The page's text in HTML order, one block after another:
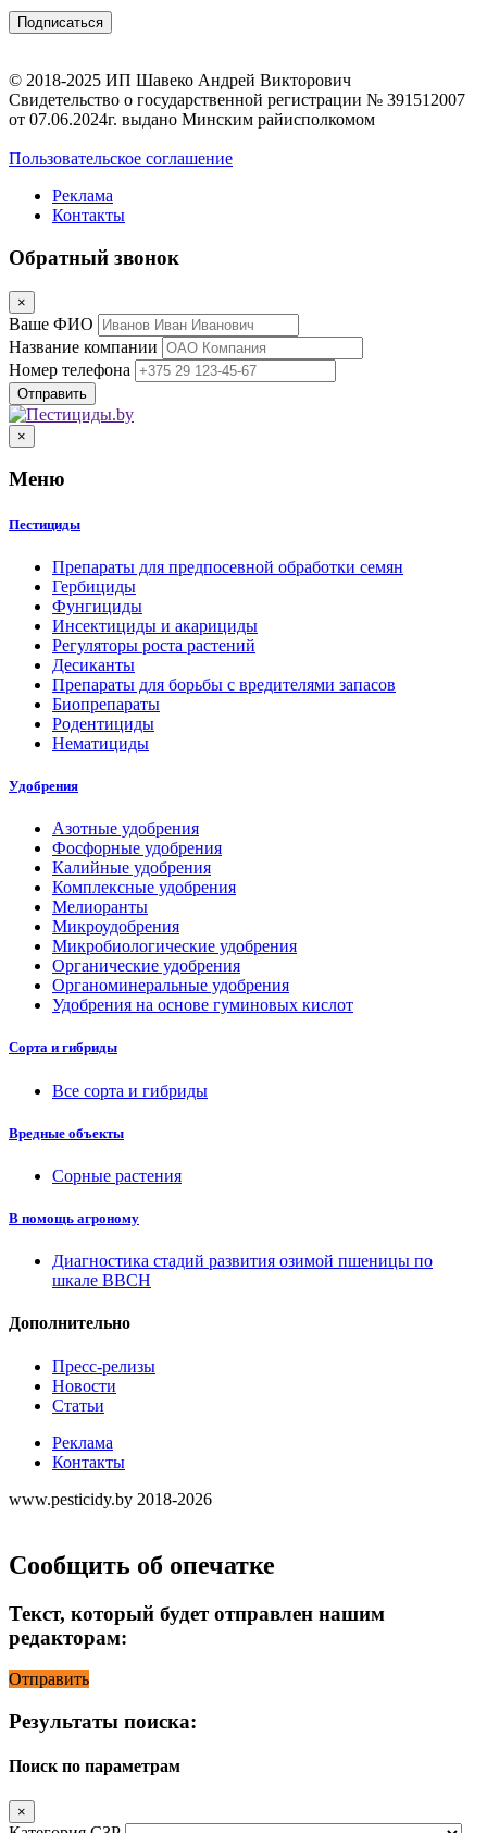
© 2018-2025 ИП Шавеко Андрей Викторович
Свидетельство о государственной регистрации № 391512007
от 07.06.2024г. выдано Минским райисполкомом
Пользовательское соглашение
Реклама
Контакты
Обратный звонок
×
Ваше ФИО
Название компании
Номер телефона
×
Меню
Пестициды
Препараты для предпосевной обработки семян
Гербициды
Фунгициды
Инсектициды и акарициды
Регуляторы роста растений
Десиканты
Препараты для борьбы с вредителями запасов
Биопрепараты
Родентициды
Нематициды
Удобрения
Азотные удобрения
Фосфорные удобрения
Калийные удобрения
Комплексные удобрения
Мелиоранты
Микроудобрения
Микробиологические удобрения
Органические удобрения
Органоминеральные удобрения
Удобрения на основе гуминовых кислот
Сорта и гибриды
Все сорта и гибриды
Вредные объекты
Сорные растения
В помощь агроному
Диагностика стадий развития озимой пшеницы по
шкале ВВСН
Дополнительно
Пресс-релизы
Новости
Статьи
Реклама
Контакты
www.pesticidy.by 2018-2026
Сообщить об опечатке
Текст, который будет отправлен нашим
редакторам:
Отправить
Результаты поиска:
Поиск по параметрам
×